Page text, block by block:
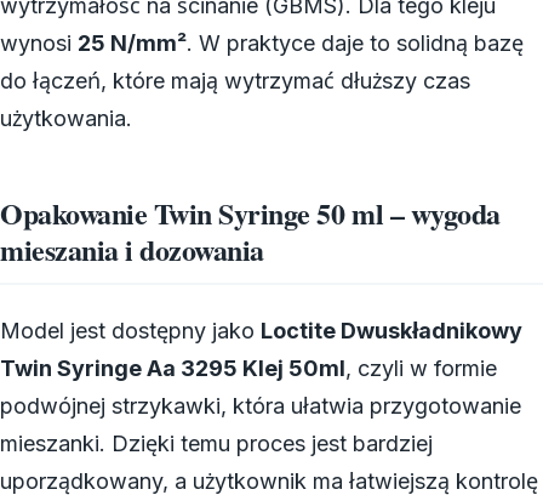
wynosi 25 N/mm². W praktyce daje to solidną bazę
do łączeń, które mają wytrzymać dłuższy czas
użytkowania.
Opakowanie Twin Syringe 50 ml – wygoda
mieszania i dozowania
Model jest dostępny jako Loctite Dwuskładnikowy
Twin Syringe Aa 3295 Klej 50ml, czyli w formie
podwójnej strzykawki, która ułatwia przygotowanie
mieszanki. Dzięki temu proces jest bardziej
uporządkowany, a użytkownik ma łatwiejszą kontrolę